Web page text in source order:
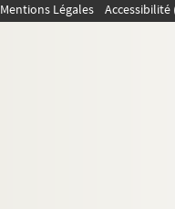
Mentions Légales